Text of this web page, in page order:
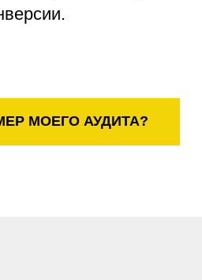
МОЕГО АУДИТА?